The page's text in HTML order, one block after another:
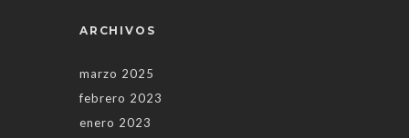
ARCHIVOS
marzo 2025
febrero 2023
enero 2023